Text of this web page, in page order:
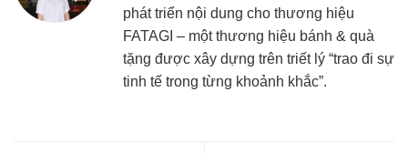
phát triển nội dung cho thương hiệu
FATAGI – một thương hiệu bánh & quà
tặng được xây dựng trên triết lý “trao đi sự
tinh tế trong từng khoảnh khắc”.